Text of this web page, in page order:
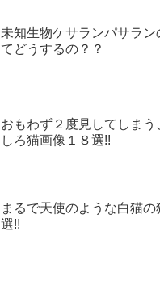
未知生物ケサランパサラン
てどうするの？？
おもわず２度見してしまう
しろ猫画像１８選!!
まるで天使のような白猫の
選!!